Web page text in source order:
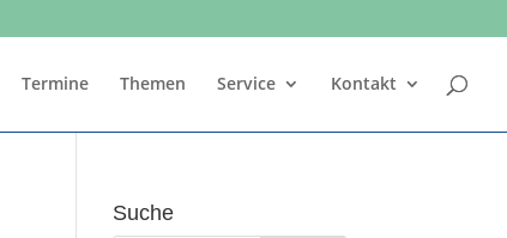
Termine Themen Service Kontakt
Suche